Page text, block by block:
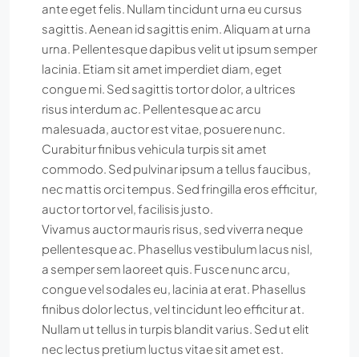
ante eget felis. Nullam tincidunt urna eu cursus
sagittis. Aenean id sagittis enim. Aliquam at urna
urna. Pellentesque dapibus velit ut ipsum semper
lacinia. Etiam sit amet imperdiet diam, eget
congue mi. Sed sagittis tortor dolor, a ultrices
risus interdum ac. Pellentesque ac arcu
malesuada, auctor est vitae, posuere nunc.
Curabitur finibus vehicula turpis sit amet
commodo. Sed pulvinar ipsum a tellus faucibus,
nec mattis orci tempus. Sed fringilla eros efficitur,
auctor tortor vel, facilisis justo.
Vivamus auctor mauris risus, sed viverra neque
pellentesque ac. Phasellus vestibulum lacus nisl,
a semper sem laoreet quis. Fusce nunc arcu,
congue vel sodales eu, lacinia at erat. Phasellus
finibus dolor lectus, vel tincidunt leo efficitur at.
Nullam ut tellus in turpis blandit varius. Sed ut elit
nec lectus pretium luctus vitae sit amet est.